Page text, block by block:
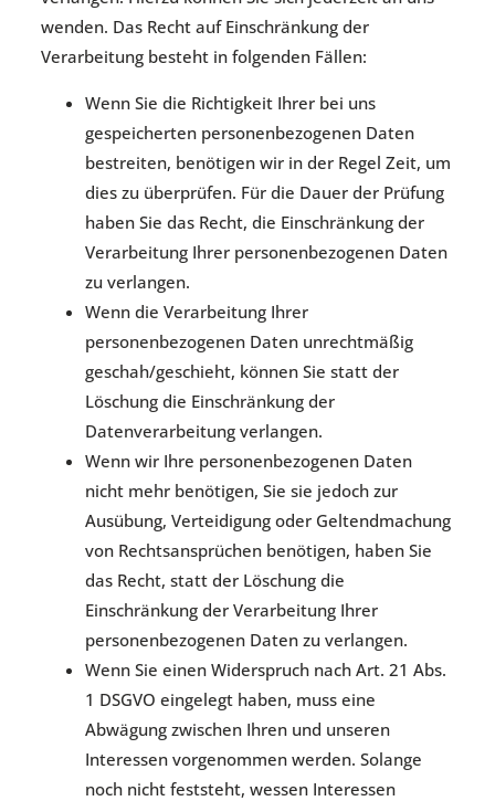
wenden. Das Recht auf Einschränkung der
Verarbeitung besteht in folgenden Fällen:
Wenn Sie die Richtigkeit Ihrer bei uns
gespeicherten personenbezogenen Daten
bestreiten, benötigen wir in der Regel Zeit, um
dies zu überprüfen. Für die Dauer der Prüfung
haben Sie das Recht, die Einschränkung der
Verarbeitung Ihrer personenbezogenen Daten
zu verlangen.
Wenn die Verarbeitung Ihrer
personenbezogenen Daten unrechtmäßig
geschah/geschieht, können Sie statt der
Löschung die Einschränkung der
Datenverarbeitung verlangen.
Wenn wir Ihre personenbezogenen Daten
nicht mehr benötigen, Sie sie jedoch zur
Ausübung, Verteidigung oder Geltendmachung
von Rechtsansprüchen benötigen, haben Sie
das Recht, statt der Löschung die
Einschränkung der Verarbeitung Ihrer
personenbezogenen Daten zu verlangen.
Wenn Sie einen Widerspruch nach Art. 21 Abs.
1 DSGVO eingelegt haben, muss eine
Abwägung zwischen Ihren und unseren
Interessen vorgenommen werden. Solange
noch nicht feststeht, wessen Interessen